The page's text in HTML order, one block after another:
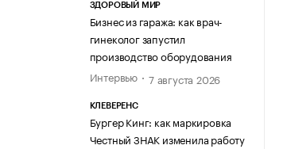
ЗДОРОВЫЙ МИР
Бизнес из гаража: как врач-
гинеколог запустил
производство оборудования
Интервью
7 августа 2026
КЛЕВЕРЕНС
Бургер Кинг: как маркировка
Честный ЗНАК изменила работу